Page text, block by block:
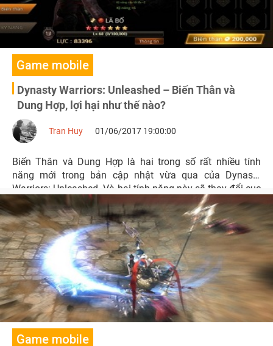
Game mobile
Dynasty Warriors: Unleashed – Biến Thân và
Dung Hợp, lợi hại như thế nào?
Tran Huy 01/06/2017 19:00:00
Biến Thân và Dung Hợp là hai trong số rất nhiều tính
năng mới trong bản cập nhật vừa qua của Dynasty
Warriors: Unleashed. Và hai tính năng này sẽ thay đổi cục
diện chiến đấu trong game ra sao?
Game mobile